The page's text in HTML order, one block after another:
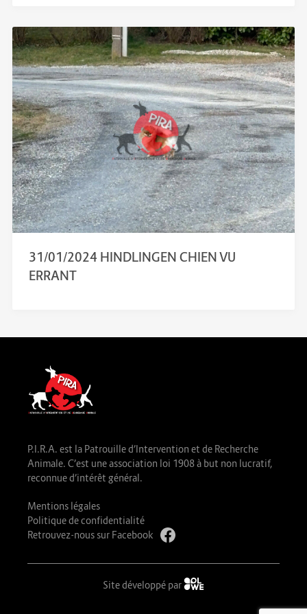
31/01/2024 HINDLINGEN CHIEN VU
ERRANT
P.I.R.A. est la Patrouille d’Intervention et de Recherche
Animale. C’est une association loi 1908 à but non lucratif,
reconnue d’intérêt général.
Mentions légales
Politique de confidentialité
Retrouvez-nous sur Facebook
Site développé par